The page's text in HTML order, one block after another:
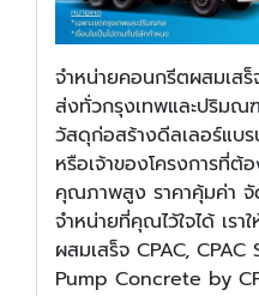
จำหน่ายคอนกรีตผสมเส
ส่งทั่วกรุงเทพและปริมณ
วัสดุก่อสร้างดีลเลอร์แบ
หรือเจ้าของโครงการที่
คุณภาพสูง ราคาคุ้มค่า จั
จำหน่ายที่คุณไว้ใจได้ เร
ผสมเสร็จ CPAC,
Pump Concrete by